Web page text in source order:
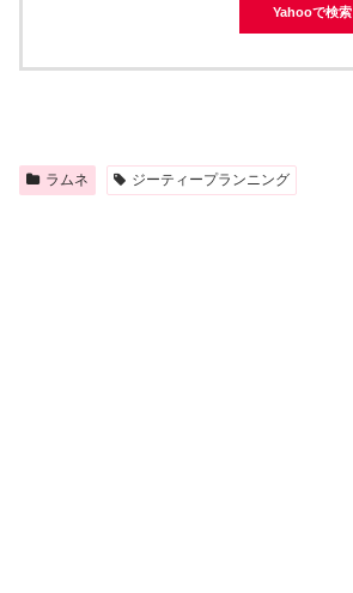
Yahooで検索
ラムネ ジーティープランニング